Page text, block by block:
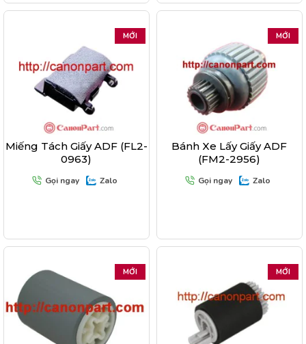
MỚI
Miếng Tách Giấy ADF (FL2-
0963)
Gọi ngay Zalo
MỚI
Bánh Xe Lấy Giấy ADF
(FM2-2956)
Gọi ngay Zalo
MỚI MỚI